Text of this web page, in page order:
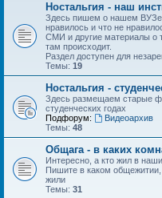
Ностальгия - наш
Здесь пишем о нашем
нравилось и что не
СМИ и другие материалы о
там происходит.
Раздел доступен для
Темы: 19
Ностальгия -
Здесь размещаем старые
студенческих годах
Подфорум:
Видеоархив
Темы: 48
Общага - в каких
Интересно, а кто жил в
Пишите в каком
жили
Темы: 31